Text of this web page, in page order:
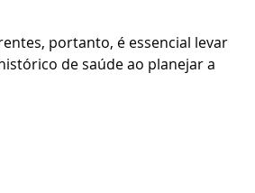
portanto, é essencial levar
de saúde ao planejar a